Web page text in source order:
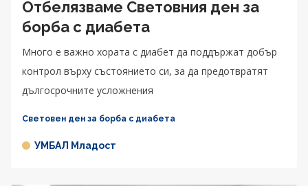
Отбелязваме Световния ден за
борба с диабета
Много е важно хората с диабет да поддържат добър
контрол върху състоянието си, за да предотвратят
дългосрочните усложнения
Световен ден за борба с диабета
УМБАЛ Младост